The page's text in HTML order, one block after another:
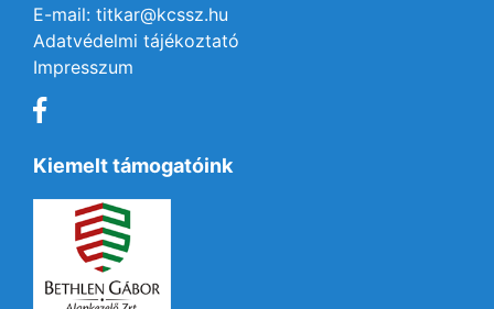
E-mail: titkar@kcssz.hu
Adatvédelmi tájékoztató
Impresszum
Kiemelt támogatóink